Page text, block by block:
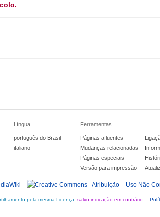
Língua
português do Brasil
italiano
Ferramentas
Páginas afluentes
Mudanças relacionadas
Páginas especiais
Versão para impressão
pela mesma Licença , salvo indicação em contrário.